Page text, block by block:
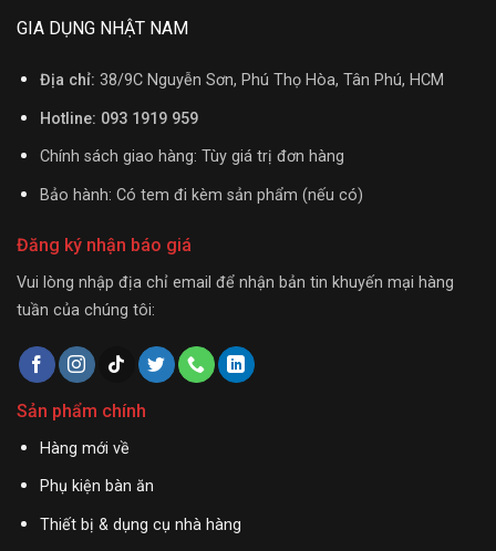
GIA DỤNG NHẬT NAM
Địa chỉ: 38/9C Nguyễn Sơn, Phú Thọ Hòa, Tân Phú, HCM
Hotline: 093 1919 959
Chính sách giao hàng: Tùy giá trị đơn hàng
Bảo hành: Có tem đi kèm sản phẩm (nếu có)
Đăng ký nhận báo giá
Vui lòng nhập địa chỉ email để nhận bản tin khuyến mại hàng
tuần của chúng tôi:
Sản phẩm chính
Hàng mới về
Phụ kiện bàn ăn
Thiết bị & dụng cụ nhà hàng